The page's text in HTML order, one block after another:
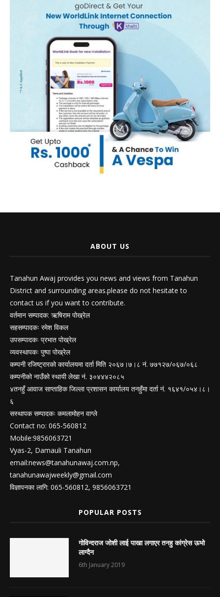
ABOUT US
Tanahun Awaj provides you news and views from Tanahun
District and surrounding areas.please do not hesitate to
contact us if you want to contribute.
वर्तमान सम्पादक: ऋषिराम पोख्रेल
सहसम्पादकः रमेश विकल
उपसम्पादकः प्रभात पोख्रेल
व्यवस्थापकः पुष्पा पोख्रेल
कम्पनी रजिष्ट्रारको कार्यालयमा दर्ता मिति २०६७।७।८ नं. ७७१२७/०६७/०६८
कम्पनीको नाउँको स्थायी लेखा नं. ३०४४४२०८५
४तनहुँ आवाज साप्ताहिक जिल्ला प्रशासन कार्यालय तनहुँमा दर्ता नं. १६४१/०५४।८।
६
सस्थापक सम्पादकः कमलामोहन वाग्ले
Contact no: 065-560812
Mobile:9856063721
Vyas-2, Damauli Tanahun
email:news@tanahunawaj.com.np,
tanahunawajweekly@gmail.com
विज्ञापनका लागि: 065-560812, 9856063721
POPULAR POSTS
गोविन्दराज जोशी लाई पाखा लगाएर तनहु कांग्रेस ऊभो
लाग्दैन
6th January 2019